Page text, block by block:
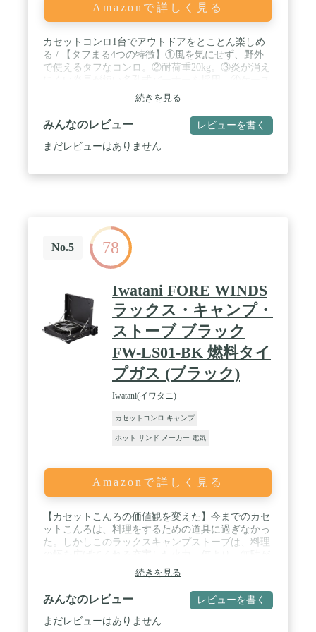
Amazonで詳しく見る
カセットコンロ1台でアウトドアをとことん楽しめ
る / 【タフまる4つの特徴】①風を気にせず、野外
で使えるタフなコンロ。②耐荷重20kg。③炎が消え
付きで持ち運びお便利。 / 【安全機能も多数備えて
いる】①マグネット着脱式②ボンベ加湿機構③圧力
感知安全装置④容器装着安全装置 / 【様々なメニュ
ーが楽しめる】カセットフー アクセサリ シリーズ
を使えばまだまだ楽みが広がります（焼肉グリル、
式 / 【材質】[本体] 鋼板、[トッププレート] ホーロ
ー用鋼板、[ごとく] ホーロー用鋼板、[バーナー] 鋼
板 (ステンレス)、[点火つまみ] ABS樹脂、[収納ケー
ス] PE / カセットガスは別売りです。（付属してお
りません）イワタニの 「カセットフー」 シリーズ
には、イワタニカセットガスをご使用ください。
続きを見る
みんなのレビュー レビューを書く
まだレビューはありません
No.5 78
Iwatani FORE WINDS
ラックス・キャンプ・
ストーブ ブラック
FW-LS01-BK 燃料タイ
プガス (ブラック)
Iwatani(イワタニ)
カセットコンロ キャンプ
ホット サンド メーカー 電気
Amazonで詳しく見る
【カセットこんろの価値観を変えた】今までのカセ
ットこんろは、料理をするための道具に過ぎなかっ
た。しかしこのラックスキャンプストーブは、料理
なく安心感さえ覚えるデザインは、見ているだけで
満たされた気持ちになれる。 / 【風防搭載アウトド
ア用カセットこんろ】大きな風防となる取り外し可
能なトップカバーと、バーナー周りを囲む風防リン
グによる二重風防構造で、風がある環境でも安定し
続きを見る
みんなのレビュー レビューを書く
まだレビューはありません